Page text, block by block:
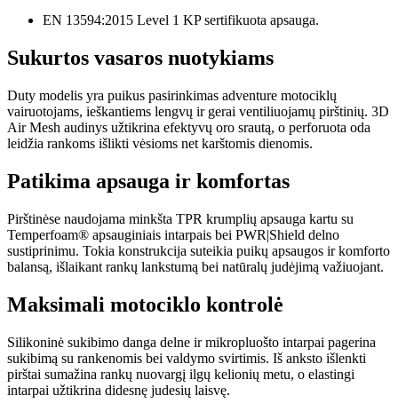
EN 13594:2015 Level 1 KP sertifikuota apsauga.
Sukurtos vasaros nuotykiams
Duty modelis yra puikus pasirinkimas adventure motociklų
vairuotojams, ieškantiems lengvų ir gerai ventiliuojamų pirštinių. 3D
Air Mesh audinys užtikrina efektyvų oro srautą, o perforuota oda
leidžia rankoms išlikti vėsioms net karštomis dienomis.
Patikima apsauga ir komfortas
Pirštinėse naudojama minkšta TPR krumplių apsauga kartu su
Temperfoam® apsauginiais intarpais bei PWR|Shield delno
sustiprinimu. Tokia konstrukcija suteikia puikų apsaugos ir komforto
balansą, išlaikant rankų lankstumą bei natūralų judėjimą važiuojant.
Maksimali motociklo kontrolė
Silikoninė sukibimo danga delne ir mikropluošto intarpai pagerina
sukibimą su rankenomis bei valdymo svirtimis. Iš anksto išlenkti
pirštai sumažina rankų nuovargį ilgų kelionių metu, o elastingi
intarpai užtikrina didesnę judesių laisvę.